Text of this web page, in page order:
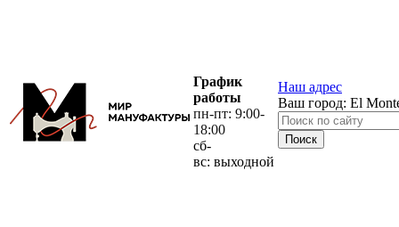
График
работы
пн-пт: 9:00-
18:00
сб-
вс: выходной
Наш адрес
Ваш город: El